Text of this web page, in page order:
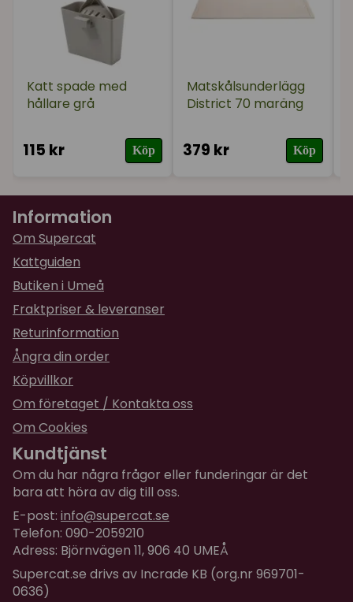
Katt spade med
hållare grå
115 kr Köp
Matskålsunderlägg
District 70 maräng
379 kr Köp
Information
Om Supercat
Kattguiden
Butiken i Umeå
Fraktpriser & leveranser
Returinformation
Ångra din order
Köpvillkor
Om företaget / Kontakta oss
Om Cookies
Kundtjänst
Om du har några frågor eller funderingar är det
bara att höra av dig till oss.
E-post: info@supercat.se
Telefon: 090-2059210
Adress: Björnvägen 11, 906 40 UMEÅ
Supercat.se drivs av Incrade KB (org.nr 969701-
0636)